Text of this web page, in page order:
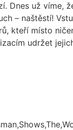
Dnes už víme,
– naštěstí!
, kteří místo
udržet